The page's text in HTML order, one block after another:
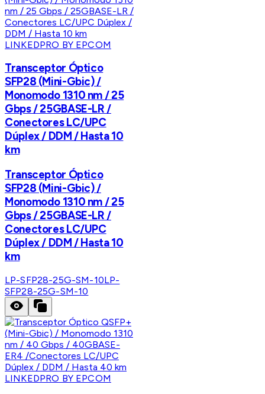
LINKEDPRO BY EPCOM
Transceptor Óptico
SFP28 (Mini-Gbic) /
Monomodo 1310 nm / 25
Gbps / 25GBASE-LR /
Conectores LC/UPC
Dúplex / DDM / Hasta 10
km
Transceptor Óptico
SFP28 (Mini-Gbic) /
Monomodo 1310 nm / 25
Gbps / 25GBASE-LR /
Conectores LC/UPC
Dúplex / DDM / Hasta 10
km
LP-SFP28-25G-SM-10LP-
SFP28-25G-SM-10
LINKEDPRO BY EPCOM